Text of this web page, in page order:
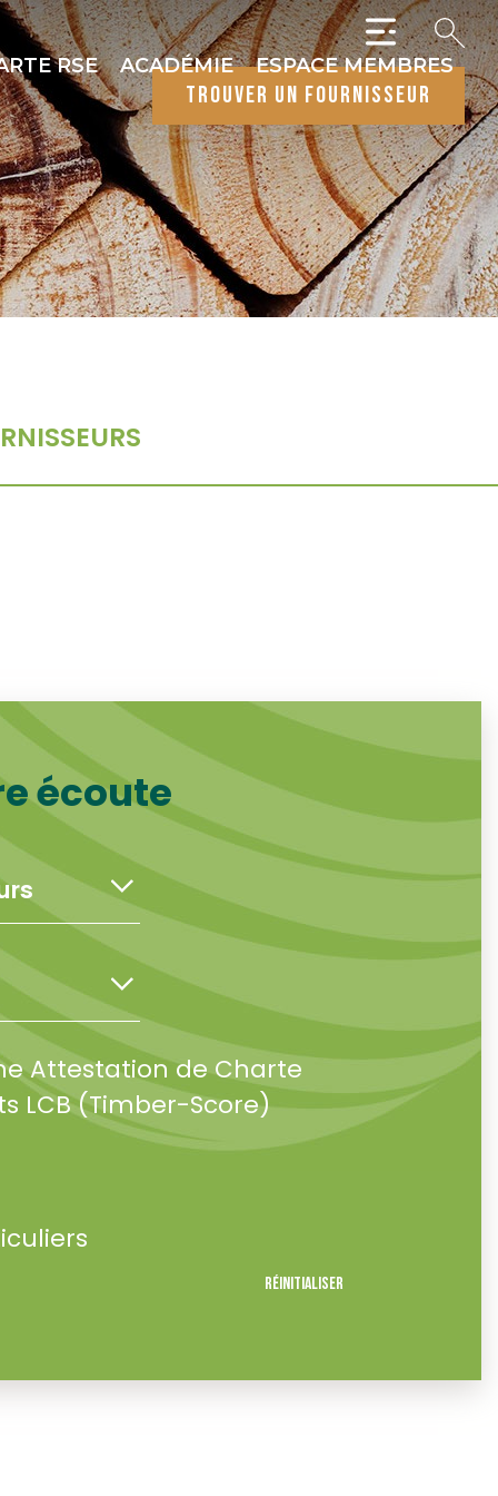
RSE ACADÉMIE ESPACE MEMBRES
trouver un fournisseur
écoute
Attestation de Charte
LCB (Timber-Score)
Réinitialiser